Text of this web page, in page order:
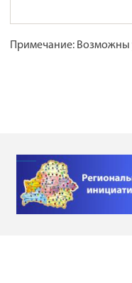
Примечание: Возможны